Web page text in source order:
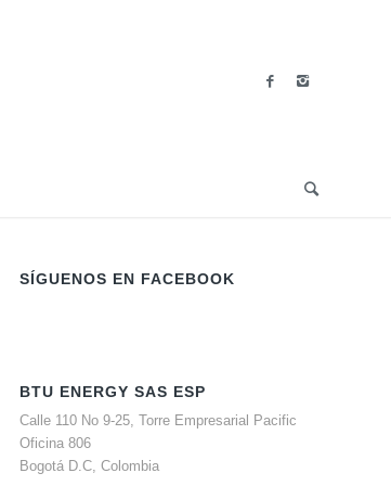
SÍGUENOS EN FACEBOOK
BTU ENERGY SAS ESP
Calle 110 No 9-25, Torre Empresarial Pacific
Oficina 806
Bogotá D.C, Colombia